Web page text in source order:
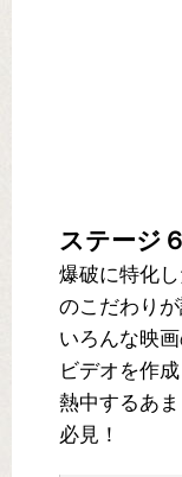
ステージ
爆破に特化
のこだわりが
いろんな映
ビデオを作
熱中するあ
必見！